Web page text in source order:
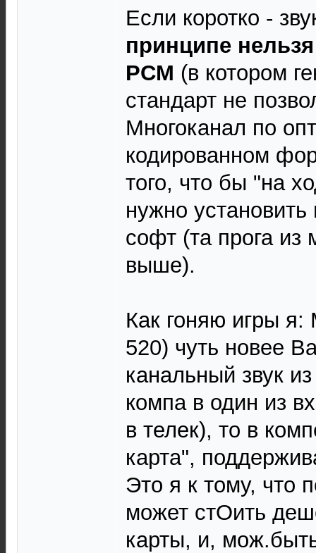
Если коротко -
принципе
PCM (в котором
стандарт не
Многоканал по
кодированном
того, что бы "на
нужно
софт (та прога из
выше).
Как гоняю игры
520) чуть новее
канальный звук
компа в один из
в телек), то в
карта",
Это я к тому, что
может стОить
карты, и,